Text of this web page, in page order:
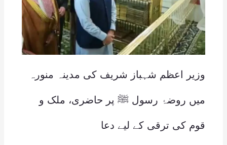
وزیر اعظم شہباز شریف کی مدینہ منورہ
میں روضۂ رسول ﷺ پر حاضری، ملک و
قوم کی ترقی کے لیے دعا